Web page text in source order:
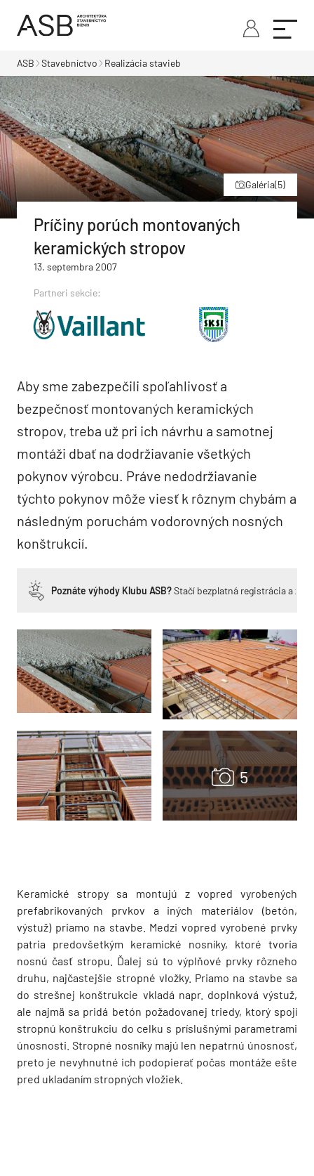
ASB Stavebníctvo Realizácia stavieb
Galéria(5)
Príčiny porúch montovaných
keramických stropov
13. septembra 2007
Partneri sekcie:
Aby sme zabezpečili spoľahlivosť a
bezpečnosť montovaných keramických
stropov, treba už pri ich návrhu a samotnej
montáži dbať na dodržiavanie všetkých
pokynov výrobcu. Práve nedodržiavanie
týchto pokynov môže viesť k rôznym chybám a
následným poruchám vodorovných nosných
konštrukcií.
Poznáte výhody Klubu ASB?Stačí bezplatná registrácia a
Keramické stropy sa montujú z vopred vyrobených
prefabrikovaných prvkov a iných materiálov (betón,
výstuž) priamo na stavbe. Medzi vopred vyrobené prvky
patria predovšetkým keramické nosníky, ktoré tvoria
nosnú časť stropu. Ďalej sú to výplňové prvky rôzneho
druhu, najčastejšie stropné vložky. Priamo na stavbe sa
do strešnej konštrukcie vkladá napr. doplnková výstuž,
ale najmä sa pridá betón požadovanej triedy, ktorý spojí
stropnú konštrukciu do celku s príslušnými parametrami
únosnosti. Stropné nosníky majú len nepatrnú únosnosť,
preto je nevyhnutné ich podopierať počas montáže ešte
pred ukladaním stropných vložiek.